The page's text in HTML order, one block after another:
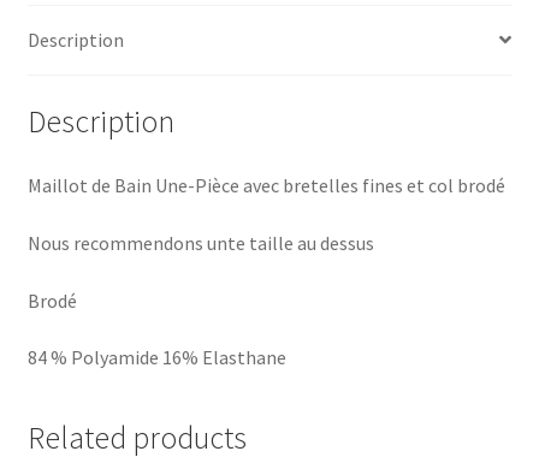
Description
Description
Maillot de Bain Une-Pièce avec bretelles fines et col brodé
Nous recommendons unte taille au dessus
Brodé
84 % Polyamide 16% Elasthane
Related products